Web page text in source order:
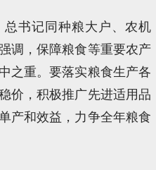
书记同种粮大户、农机
调，保障粮食等重要农产
之重。要落实粮食生产各
价，积极推广先进适用品
产和效益，力争全年粮食